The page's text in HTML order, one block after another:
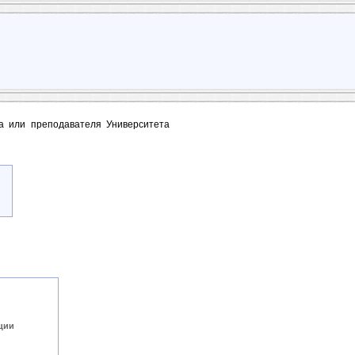
или преподавателя Университета